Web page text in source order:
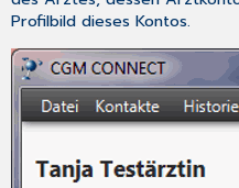
Profilbild dieses Kontos.